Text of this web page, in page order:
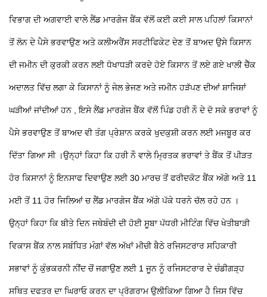
ਵਿਭਾਗ ਦੀ ਅਗਵਾਈ ਵਾਲੇ ਲੈਂਡ ਮਾਰਗੇਜ ਬੈਂਕ ਵੱਲੋਂ ਕਈ ਕਈ ਸਾਲ ਪਹਿਲਾਂ ਕਿਸਾਨਾਂ
ਤੋਂ ਲੋਨ ਦੇ ਪੈਸੇ ਭਰਵਾਉਣ ਅਤੇ ਕਲੀਅਰੈਂਸ ਸਰਟੀਫਿਕੇਟ ਦੇਣ ਤੋਂ ਬਾਅਦ ਉਸੇ ਕਿਸਾਨ
ਦੀ ਜਮੀਨ ਦੀ ਕੁਰਕੀ ਕਰਨ ਲਈ ਧੋਖਾਧੜੀ ਕਰਦੇ ਹੋਏ ਕਿਸਾਨ ਤੋਂ ਲਏ ਗਏ ਖਾਲੀ ਚੈੱਕ
ਅਦਾਲਤ ਵਿੱਚ ਲਗਾ ਕੇ ਕਿਸਾਨਾਂ ਨੂੰ ਜੇਲ ਭੇਜਣ ਅਤੇ ਜਮੀਨ ਹੜੱਪਣ ਦੀਆਂ ਸ਼ਾਜਿਸ਼ਾਂ
ਘੜੀਆਂ ਜਾਂਦੀਆਂ ਹਨ , ਇਸੇ ਲੈਂਡ ਮਾਰਗੇਜ ਬੈਂਕ ਵੱਲੋਂ ਪਿੰਡ ਹਰੀ ਨੌ ਦੇ ਦੋ ਸਕੇ ਭਰਾਵਾਂ ਨੂੰ
ਪੈਸੇ ਭਰਵਾਉਣ ਤੋਂ ਬਾਅਦ ਵੀ ਤੰਗ ਪ੍ਰੇਸ਼ਾਨ ਕਰਕੇ ਖੁਦਕੁਸ਼ੀ ਕਰਨ ਲਈ ਮਜਬੂਰ ਕਰ
ਦਿੱਤਾ ਗਿਆ ਸੀ ।ਉਨ੍ਹਾਂ ਕਿਹਾ ਕਿ ਹਰੀ ਨੌ ਵਾਲੇ ਮ੍ਰਿਤਕ ਭਰਾਵਾਂ ਤੇ ਬੈਂਕ ਤੋਂ ਪੀੜਤ
ਹੋਰ ਕਿਸਾਨਾਂ ਨੂੰ ਇਨਸਾਫ ਦਿਵਾਉਣ ਲਈ 30 ਮਾਰਚ ਤੋਂ ਫਰੀਦਕੋਟ ਬੈਂਕ ਅੱਗੇ ਅਤੇ 11
ਮਈ ਤੋਂ 11 ਹੋਰ ਜਿਲਿਆਂ ਚ ਲੈਂਡ ਮਾਰਗੇਜ ਬੈਂਕ ਅੱਗੇ ਪੱਕੇ ਧਰਨੇ ਚੱਲ ਰਹੇ ਹਨ ।
ਉਨ੍ਹਾਂ ਕਿਹਾ ਕਿ ਬੀਤੇ ਦਿਨ ਜਥੇਬੰਦੀ ਦੀ ਹੋਈ ਸੂਬਾ ਪੱਧਰੀ ਮੀਟਿੰਗ ਵਿੱਚ ਖੇਤੀਬਾੜੀ
ਵਿਕਾਸ ਬੈਂਕ ਨਾਲ ਸਬੰਧਿਤ ਮੰਗਾਂ ਵੱਲ ਅੱਖਾਂ ਮੀਚੀ ਬੈਠੇ ਰਜਿਸਟਰਾਰ ਸਹਿਕਾਰੀ
ਸਭਾਵਾਂ ਨੂੰ ਕੁੰਭਕਰਨੀ ਨੀਂਦ ਚੋਂ ਜਗਾਉਣ ਲਈ 1 ਜੂਨ ਨੂੰ ਰਜਿਸਟਰਾਰ ਦੇ ਚੰਡੀਗੜ੍ਹ
ਸਥਿਤ ਦਫਤਰ ਦਾ ਘਿਰਾਓ ਕਰਨ ਦਾ ਪ੍ਰੋਗਰਾਮ ਉਲੀਕਿਆ ਗਿਆ ਹੈ ਜਿਸ ਵਿੱਚ